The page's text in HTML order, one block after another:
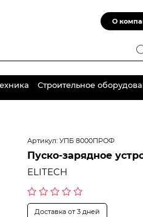
О
Строительное
Артикул:УПБ 8000ПРОФ
Пуско-зарядное
ELITECH
Оценка
Доставка от 3 дней